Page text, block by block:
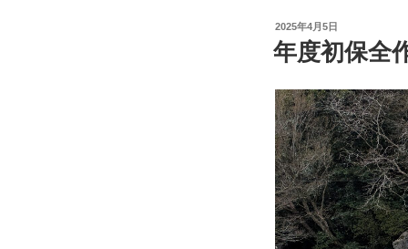
投
稿
日:
2025年4月5日
年度初保全